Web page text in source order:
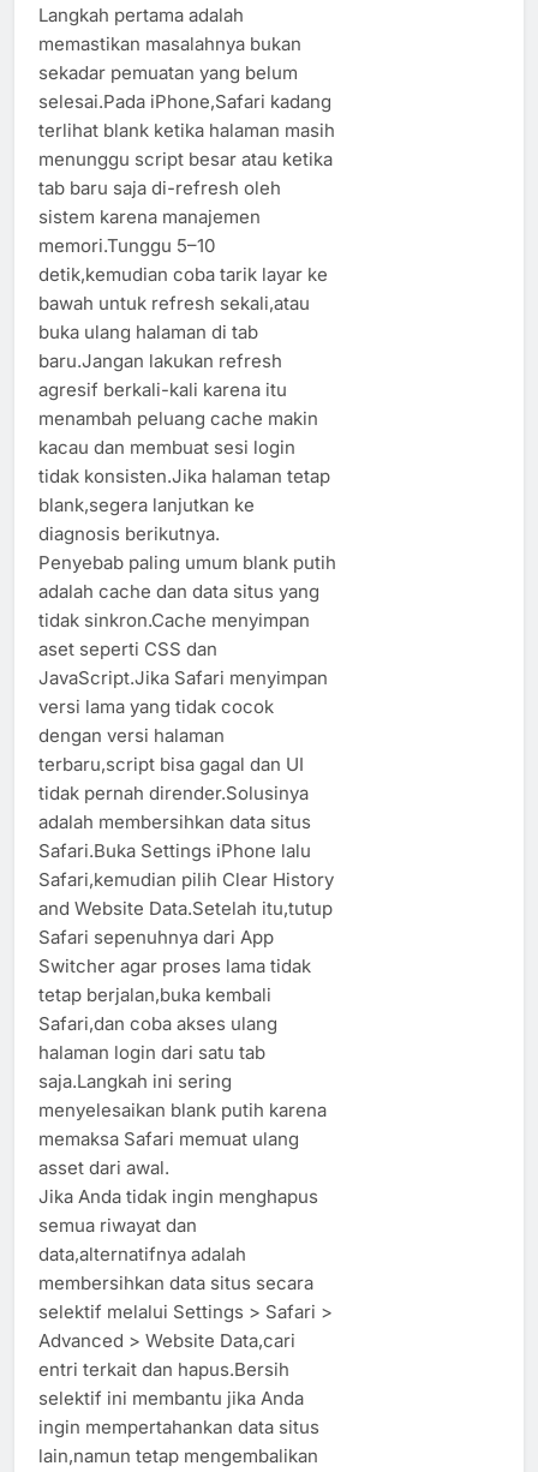
Langkah pertama adalah
memastikan masalahnya bukan
sekadar pemuatan yang belum
selesai.Pada iPhone,Safari kadang
terlihat blank ketika halaman masih
menunggu script besar atau ketika
tab baru saja di-refresh oleh
sistem karena manajemen
memori.Tunggu 5–10
detik,kemudian coba tarik layar ke
bawah untuk refresh sekali,atau
buka ulang halaman di tab
baru.Jangan lakukan refresh
agresif berkali-kali karena itu
menambah peluang cache makin
kacau dan membuat sesi login
tidak konsisten.Jika halaman tetap
blank,segera lanjutkan ke
diagnosis berikutnya.
Penyebab paling umum blank putih
adalah cache dan data situs yang
tidak sinkron.Cache menyimpan
aset seperti CSS dan
JavaScript.Jika Safari menyimpan
versi lama yang tidak cocok
dengan versi halaman
terbaru,script bisa gagal dan UI
tidak pernah dirender.Solusinya
adalah membersihkan data situs
Safari.Buka Settings iPhone lalu
Safari,kemudian pilih Clear History
and Website Data.Setelah itu,tutup
Safari sepenuhnya dari App
Switcher agar proses lama tidak
tetap berjalan,buka kembali
Safari,dan coba akses ulang
halaman login dari satu tab
saja.Langkah ini sering
menyelesaikan blank putih karena
memaksa Safari memuat ulang
asset dari awal.
Jika Anda tidak ingin menghapus
semua riwayat dan
data,alternatifnya adalah
membersihkan data situs secara
selektif melalui Settings > Safari >
Advanced > Website Data,cari
entri terkait dan hapus.Bersih
selektif ini membantu jika Anda
ingin mempertahankan data situs
lain,namun tetap mengembalikan